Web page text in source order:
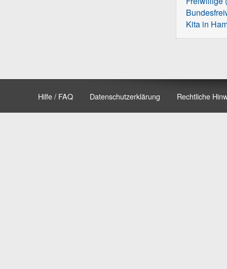
Kita in
Hilfe / FAQ Datenschutzerklärung Rechtliche